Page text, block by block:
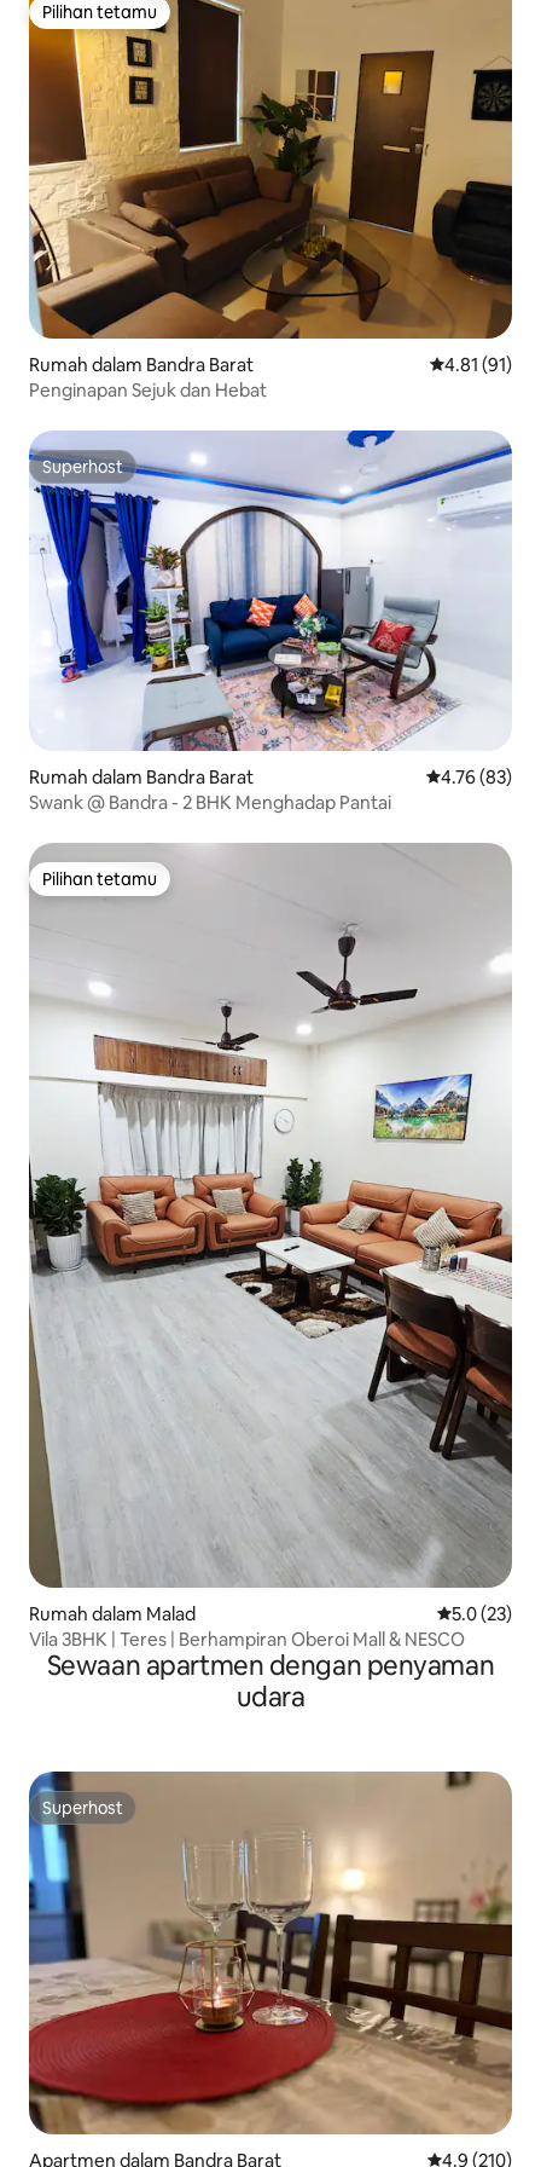
Pilihan tetamu
Pilihan tetamu
Rumah dalam Bandra Barat Penarafan
4.81 (91)
Penginapan Sejuk dan Hebat
Superhost
Superhost
Rumah dalam Bandra Barat Penarafan
4.76 (83)
Swank @ Bandra - 2 BHK Menghadap Pantai
Pilihan tetamu
Pilihan tetamu
Rumah dalam Malad Penarafan
5.0 (23)
Vila 3BHK | Teres | Berhampiran Oberoi Mall & NESCO
Sewaan apartmen dengan penyaman
udara
Superhost
Superhost
Apartmen dalam Bandra Barat Penarafan
4.9 (210)